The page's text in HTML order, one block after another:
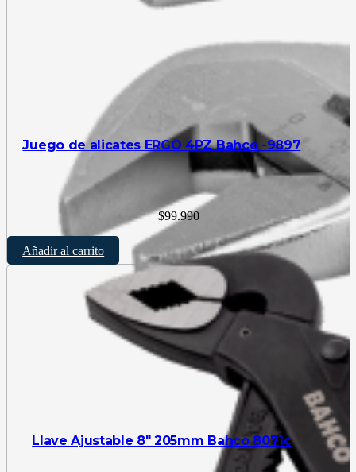
Juego de alicates ERGO 4PZ Bahco -9897
$99.990
Añadir al carrito
Llave Ajustable 8″ 205mm Bahco 8071c